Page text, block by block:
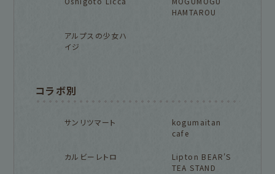
HAMTAROU
アルプスの少女ハ
イジ
コラボ別
サンリツマート
kogumaitan
cafe
カルビーレトロ
Lipton BEAR'S
TEA STAND